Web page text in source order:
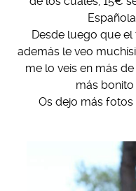
Desde luego que
además le veo
me lo veis en más
más
Os dejo más